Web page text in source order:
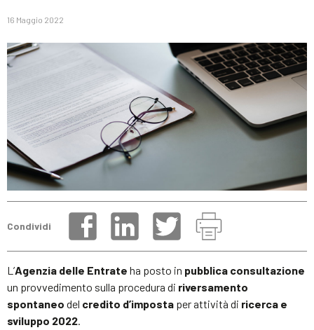
16 Maggio 2022
Condividi
L’Agenzia delle Entrate ha posto in pubblica consultazione
un provvedimento sulla procedura di riversamento
spontaneo del credito d’imposta per attività di ricerca e
sviluppo 2022.